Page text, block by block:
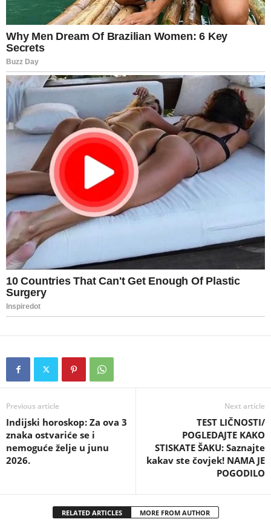
Previous article
Indijski horoskop: Za ova 3
znaka ostvariće se i
nemoguće želje u junu
2026.
Next article
TEST LIČNOSTI/
POGLEDAJTE KAKO
STISKATE ŠAKU: Saznajte
kakav ste čovjek! NAMA JE
POGODILO
RELATED ARTICLES MORE FROM AUTHOR